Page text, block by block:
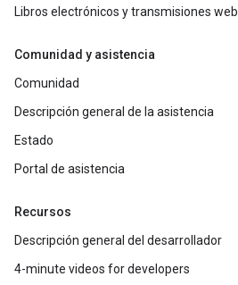
Libros electrónicos y transmisiones web
Comunidad y asistencia
Comunidad
Descripción general de la asistencia
Estado
Portal de asistencia
Recursos
Descripción general del desarrollador
4-minute videos for developers